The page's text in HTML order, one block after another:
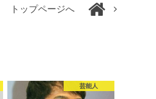
トップページへ
芸能人